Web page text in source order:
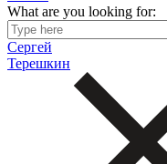
What are you looking for:
Сергей
Терешкин